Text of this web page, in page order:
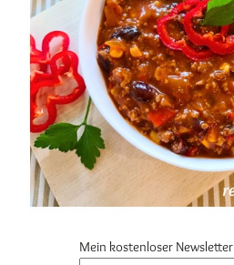
Mein kostenloser Newsletter